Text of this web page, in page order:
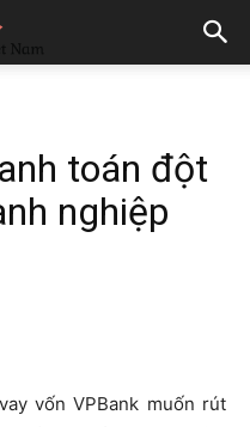
toán đột
nghiệp
vốn VPBank muốn rút